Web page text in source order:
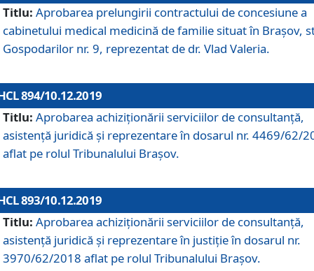
Titlu: Aprobarea prelungirii contractului de concesiune a
cabinetului medical medicină de familie situat în Braşov,
Gospodarilor nr. 9, reprezentat de dr. Vlad Valeria.
894/10.12.2019
Titlu: Aprobarea achiziţionării serviciilor de consultanţă,
asistenţă juridică şi reprezentare în dosarul nr. 4469/62/
aflat pe rolul Tribunalului Braşov.
893/10.12.2019
Titlu: Aprobarea achiziţionării serviciilor de consultanţă,
asistenţă juridică şi reprezentare în justiţie în dosarul nr.
3970/62/2018 aflat pe rolul Tribunalului Braşov.